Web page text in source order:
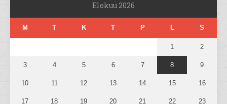
Elokuu 2026
M T K T P L S
1 2
3 4 5 6 7 8 9
10 11 12 13 14 15 16
17 18 19 20 21 22 23